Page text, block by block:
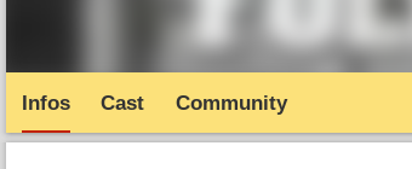
Infos Cast Community